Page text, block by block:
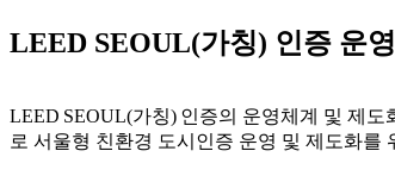
LEED SEOUL(가칭) 인증 운
LEED SEOUL(가칭) 인증의 운영체계 및 제도
로 서울형 친환경 도시인증 운영 및 제도화를